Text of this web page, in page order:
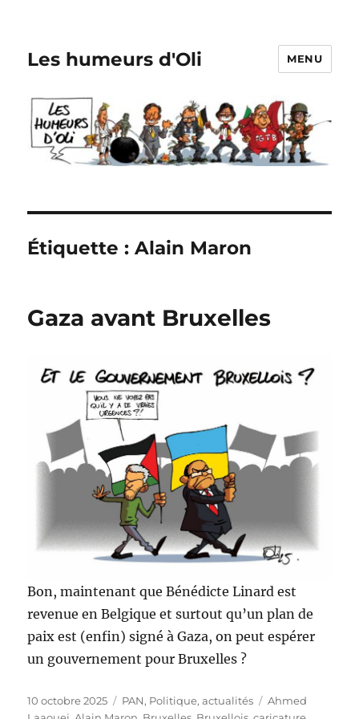
Les humeurs d'Oli MENU
Étiquette :Alain Maron
Gaza avant Bruxelles
Bon, maintenant que Bénédicte Linard est
revenue en Belgique et surtout qu’un plan de
paix est (enfin) signé à Gaza, on peut espérer
un gouvernement pour Bruxelles ?
Publié
10 octobre 2025 Catégories
PAN, Politique, actualités Étiquettes
Ahmed